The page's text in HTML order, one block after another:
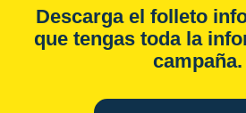
Descarga el folleto
que tengas toda la
campaña.